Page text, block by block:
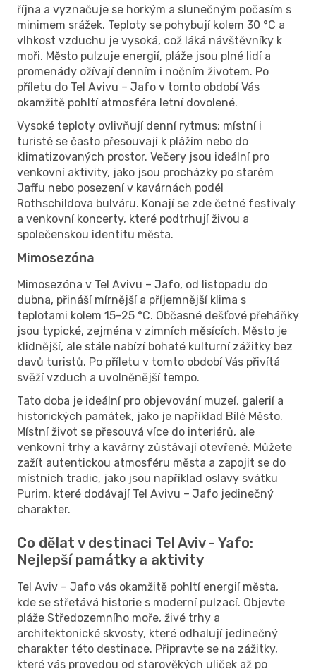
října a vyznačuje se horkým a slunečným počasím s
minimem srážek. Teploty se pohybují kolem 30 °C a
vlhkost vzduchu je vysoká, což láká návštěvníky k
moři. Město pulzuje energií, pláže jsou plné lidí a
promenády ožívají denním i nočním životem. Po
příletu do Tel Avivu – Jafo v tomto období Vás
okamžitě pohltí atmosféra letní dovolené.
Vysoké teploty ovlivňují denní rytmus; místní i
turisté se často přesouvají k plážím nebo do
klimatizovaných prostor. Večery jsou ideální pro
venkovní aktivity, jako jsou procházky po starém
Jaffu nebo posezení v kavárnách podél
Rothschildova bulváru. Konají se zde četné festivaly
a venkovní koncerty, které podtrhují živou a
společenskou identitu města.
Mimosezóna
Mimosezóna v Tel Avivu – Jafo, od listopadu do
dubna, přináší mírnější a příjemnější klima s
teplotami kolem 15–25 °C. Občasné dešťové přeháňky
jsou typické, zejména v zimních měsících. Město je
klidnější, ale stále nabízí bohaté kulturní zážitky bez
davů turistů. Po příletu v tomto období Vás přivítá
svěží vzduch a uvolněnější tempo.
Tato doba je ideální pro objevování muzeí, galerií a
historických památek, jako je například Bílé Město.
Místní život se přesouvá více do interiérů, ale
venkovní trhy a kavárny zůstávají otevřené. Můžete
zažít autentickou atmosféru města a zapojit se do
místních tradic, jako jsou například oslavy svátku
Purim, které dodávají Tel Avivu – Jafo jedinečný
charakter.
Co dělat v destinaci Tel Aviv - Yafo:
Nejlepší památky a aktivity
Tel Aviv – Jafo vás okamžitě pohltí energií města,
kde se střetává historie s moderní pulzací. Objevte
pláže Středozemního moře, živé trhy a
architektonické skvosty, které odhalují jedinečný
charakter této destinace. Připravte se na zážitky,
které vás provedou od starověkých uliček až po